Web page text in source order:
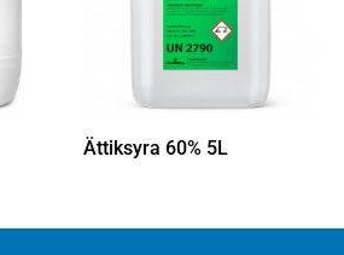
Ättiksyra 60% 5L